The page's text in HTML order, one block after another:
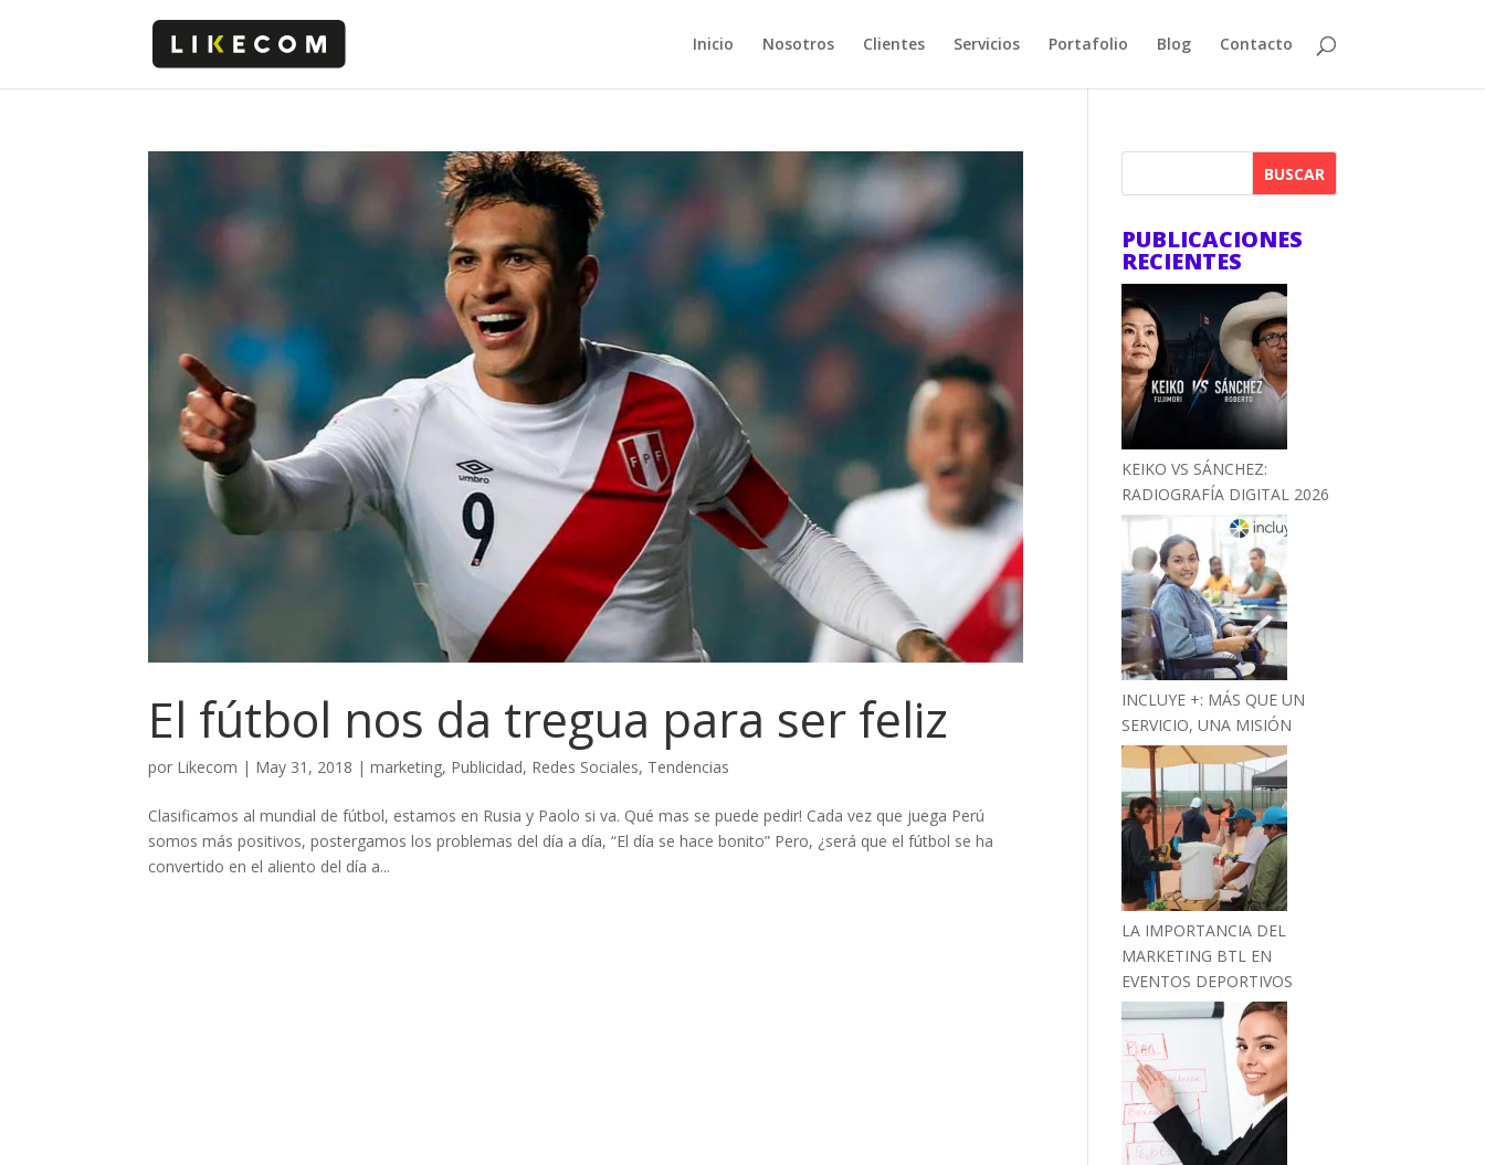
Inicio Nosotros Clientes Servicios Portafolio Blog Contacto
El fútbol nos da tregua para ser feliz
por Likecom | May 31, 2018 |marketing, Publicidad, Redes Sociales, Tendencias
Clasificamos al mundial de fútbol, estamos en Rusia y Paolo si va. Qué mas se puede pedir! Cada vez que juega Perú
somos más positivos, postergamos los problemas del día a día, “El día se hace bonito” Pero, ¿será que el fútbol se ha
convertido en el aliento del día a...
BUSCAR
PUBLICACIONES
RECIENTES
KEIKO VS SÁNCHEZ:
RADIOGRAFÍA DIGITAL 2026
INCLUYE +: MÁS QUE UN
SERVICIO, UNA MISIÓN
LA IMPORTANCIA DEL
MARKETING BTL EN
EVENTOS DEPORTIVOS